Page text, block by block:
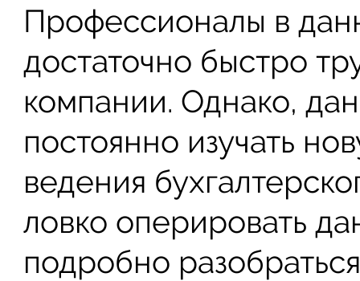
Профессионалы в
достаточно быстро
компании. Однако,
постоянно изучать
ведения
ловко оперировать
подробно